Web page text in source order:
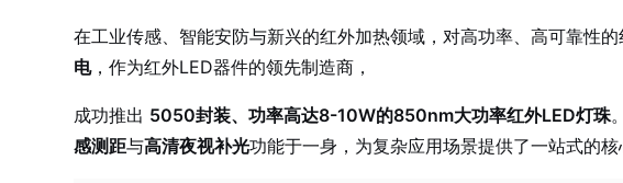
在工业传感、智能安防与新兴的红外加热领域，对高功率、高可靠性的
电，作为红外LED器件的领先制造商，
成功推出 5050封装、功率高达8-10W的850nm大功率红外LED灯珠
感测距与高清夜视补光功能于一身，为复杂应用场景提供了一站式的核